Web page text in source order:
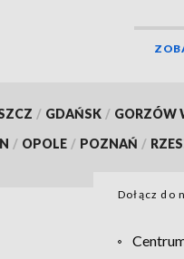
/ GDAŃSK / GORZÓW
/ OPOLE / POZNAŃ /
Dołącz do